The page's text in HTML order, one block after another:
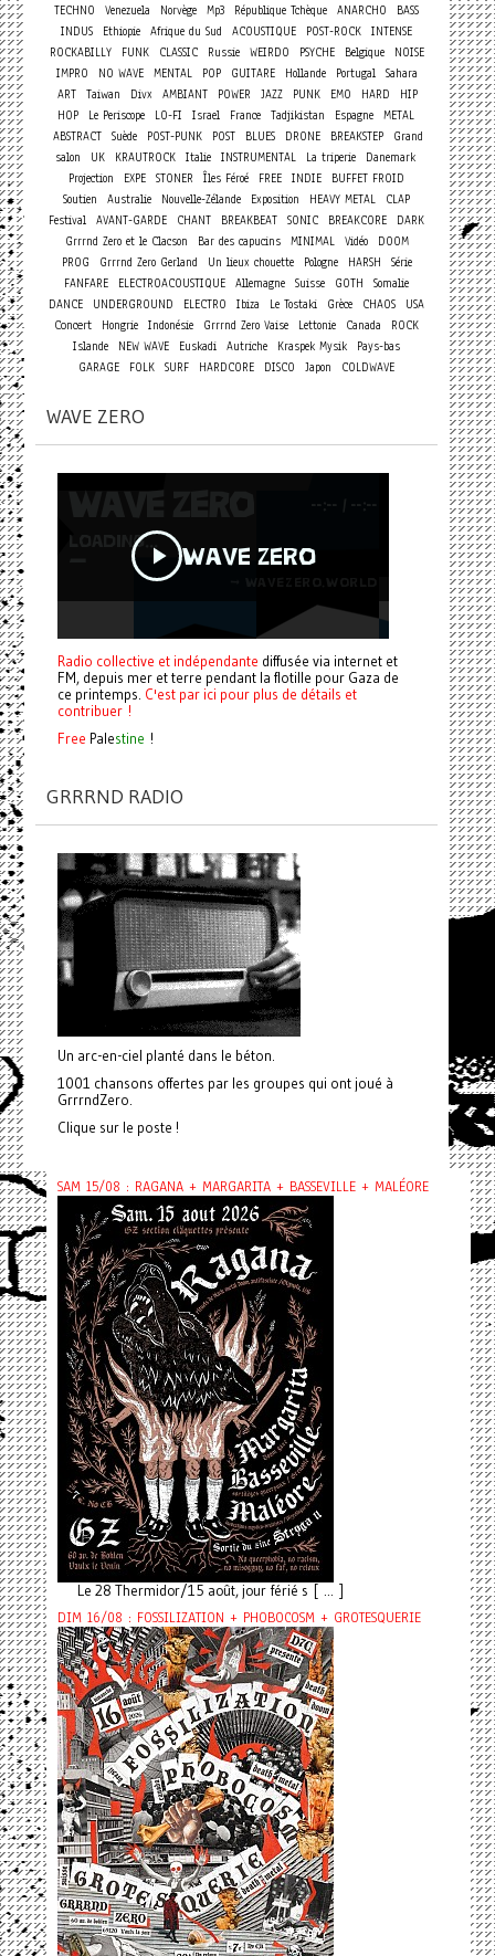
TECHNO Venezuela Norvège Mp3 République Tchèque ANARCHO
BASS
INDUS
Ethiopie Afrique du Sud ACOUSTIQUE POST-ROCK INTENSE
ROCKABILLY
FUNK CLASSIC Russie WEIRDO PSYCHE Belgique
NOISE
IMPRO
NO WAVE MENTAL POP GUITARE Hollande Portugal
Sahara
ART Taiwan Divx AMBIANT POWER JAZZ PUNK EMO HARD
HIP
HOP
Le Periscope LO-FI Israel France Tadjikistan Espagne
METAL
ABSTRACT
Suède POST-PUNK POST BLUES DRONE BREAKSTEP
Grand
salon
UK KRAUTROCK Italie INSTRUMENTAL La triperie
Danemark
Projection
EXPE STONER Îles Féroé FREE INDIE
BUFFET FROID
Soutien
Australie Nouvelle-Zélande Exposition HEAVY METAL
CLAP
Festival AVANT-GARDE CHANT BREAKBEAT SONIC BREAKCORE
DARK
Grrrnd Zero et le Clacson
Bar des capucins MINIMAL Vidéo
DOOM
PROG
Grrrnd Zero Gerland Un lieux chouette Pologne HARSH
Série
FANFARE
ELECTROACOUSTIQUE Allemagne Suisse GOTH
Somalie
DANCE
UNDERGROUND ELECTRO Ibiza Le Tostaki Grèce CHAOS USA
Concert Hongrie Indonésie Grrrnd Zero Vaise Lettonie Canada
ROCK
Islande
NEW WAVE Euskadi Autriche Kraspek Mysik
Pays-bas
GARAGE
FOLK SURF HARDCORE DISCO Japon COLDWAVE
WAVE ZERO
Radio collective et indépendante diffusée via internet et
FM, depuis mer et terre pendant la flotille pour Gaza de
ce printemps. C'est par ici pour plus de détails et
contribuer !
Free Palestine !
GRRRND RADIO
Un arc-en-ciel planté dans le béton.
1001 chansons offertes par les groupes qui ont joué à
GrrrndZero.
Clique sur le poste !
SAM 15/08 : RAGANA + MARGARITA + BASSEVILLE + MALÉORE
Le 28 Thermidor/15 août, jour férié s [ ... ]
DIM 16/08 : FOSSILIZATION + PHOBOCOSM + GROTESQUERIE